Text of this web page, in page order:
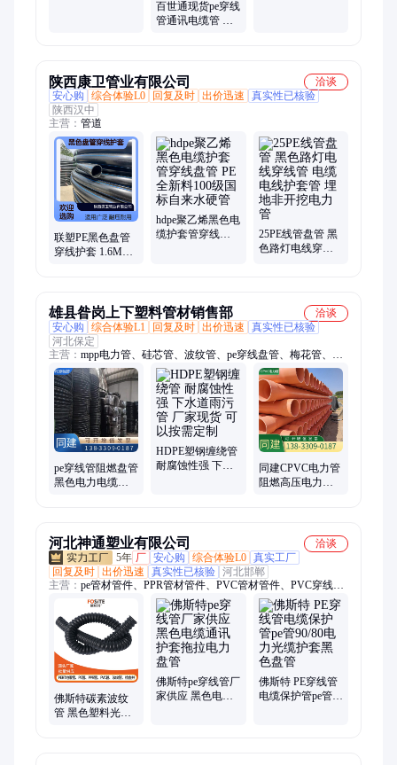
百世通现货pe穿线
管通讯电缆管 黑
陕西康卫管业有限公司
洽谈
安心购
综合体验L0 回复及时 出价迅速
真实性已核验
陕西汉中
主营： 管道
联塑PE黑色盘管
穿线护套 1.6MPa
hdpe聚乙烯黑色电
缆护套管穿线盘
25PE线管盘管 黑
色路灯电线穿线
雄县昝岗上下塑料管材销售部
洽谈
安心购
综合体验L1 回复及时 出价迅速
真实性已核验
河北保定
主营： mpp电力管、硅芯管、波纹管、pe穿线盘管、梅花管、格
栅管、电力管、给水管、排污管
pe穿线管阻燃盘管
黑色电力电缆护
HDPE塑钢缠绕管
耐腐蚀性强 下水
同建CPVC电力管
阻燃高压电力电
河北神通塑业有限公司
洽谈
5年 厂 安心购 综合体验L0 真实工厂
回复及时 出价迅速 真实性已核验 河北邯郸
主营： pe管材管件、PPR管材管件、PVC管材管件、PVC穿线
管、波纹管、塑料管材管件、PERT地暖管管材、电力管、碳素
波纹管、给排水管材、双壁波纹管、钢带波纹管、塑料检查井、
克拉管、PPR冷水管、PPR热水管、地暖管、石墨烯地暖管、塑
料管、MPP管、CPVC电力管、七孔梅花管、硅芯管、排污管、
排水管
佛斯特碳素波纹
管 黑色塑料光纤
佛斯特pe穿线管厂
家供应 黑色电缆
佛斯特 PE穿线管
电缆保护管pe管